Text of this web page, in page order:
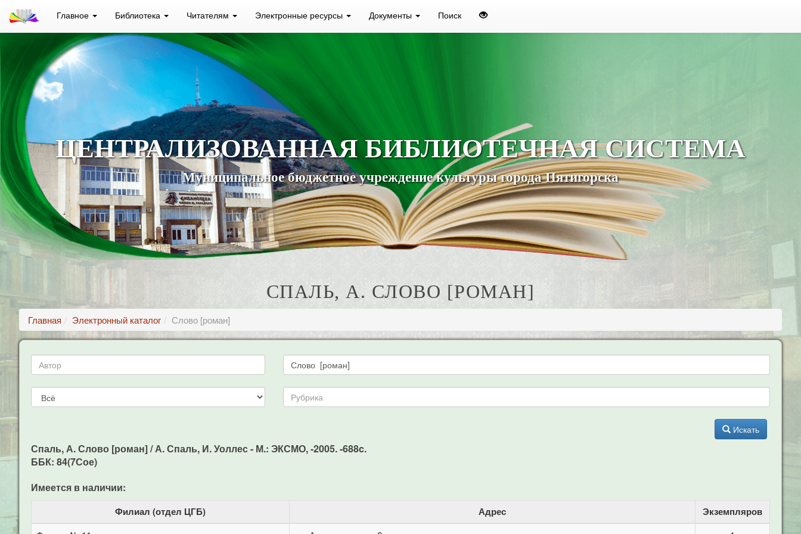
Главное Библиотека Читателям Электронные ресурсы Документы Поиск
ЦЕНТРАЛИЗОВАННАЯ БИБЛИОТЕЧНАЯ СИСТЕМА
Муниципальное бюджетное учреждение культуры города Пятигорска
СПАЛЬ, А. СЛОВО [РОМАН]
Главная Электронный каталог Слово [роман]
Искать
Спаль, А. Слово [роман] / А. Спаль, И. Уоллес - М.: ЭКСМО, -2005. -688c.
ББК: 84(7Сое)
Имеется в наличии:
Филиал (отдел ЦГБ) Адрес Экземпляров